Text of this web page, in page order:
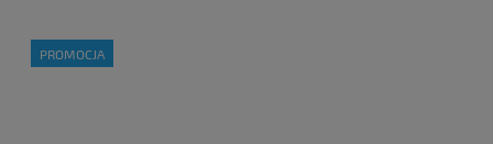
PROMOCJA